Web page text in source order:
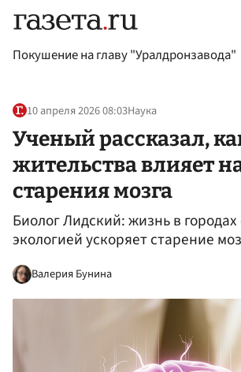
Покушение на главу "Уралдронзавода"
10 апреля 2026 08:03Наука
Ученый рассказал,
жительства влияет
старения мозга
Биолог Лидский: жизнь в городах
экологией ускоряет старение
Валерия Бунина